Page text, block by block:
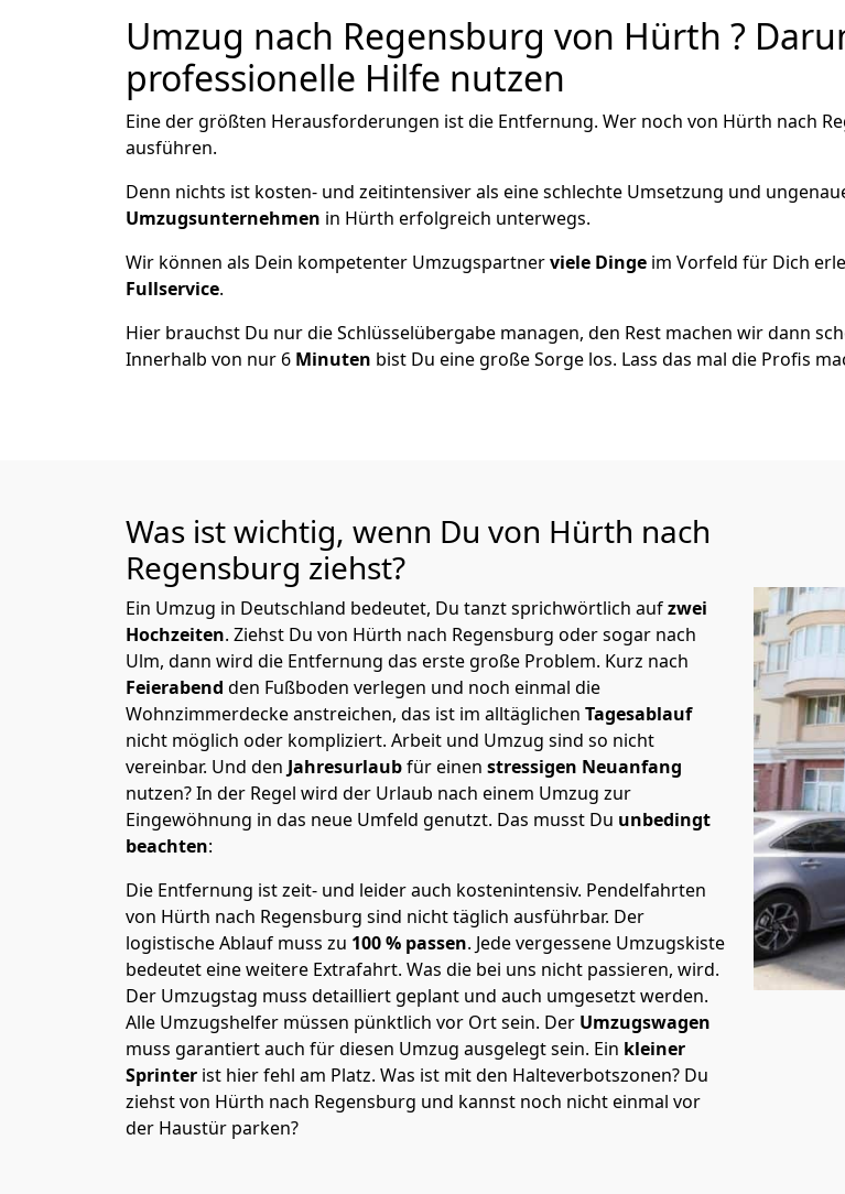
Umzug nach Regensburg von Hürth ?
professionelle Hilfe nutzen
Eine der größten Herausforderungen ist die Entfernung. Wer noch von Hürth nach
ausführen.
Denn nichts ist kosten- und zeitintensiver als eine schlechte Umsetzung und
Umzugsunternehmen in Hürth erfolgreich unterwegs.
Wir können als Dein kompetenter Umzugspartnerviele Dinge im Vorfeld für Dich
Fullservice.
Hier brauchst Du nur die Schlüsselübergabe managen, den Rest machen wir dann
Innerhalb von nur 6 Minuten bist Du eine große Sorge los. Lass das mal die Profis
Was ist wichtig, wenn Du von Hürth nach
Regensburg ziehst?
Ein Umzug in Deutschland bedeutet, Du tanzt sprichwörtlich aufzwei
Hochzeiten. Ziehst Du von Hürth nach Regensburg oder sogar nach
Ulm, dann wird die Entfernung das erste große Problem. Kurz nach
Feierabend den Fußboden verlegen und noch einmal die
Wohnzimmerdecke anstreichen, das ist im alltäglichen Tagesablauf
nicht möglich oder kompliziert. Arbeit und Umzug sind so nicht
vereinbar. Und den Jahresurlaubfür einen stressigen Neuanfang
nutzen? In der Regel wird der Urlaub nach einem Umzug zur
Eingewöhnung in das neue Umfeld genutzt. Das musst Du unbedingt
beachten:
Die Entfernung ist zeit- und leider auch kostenintensiv. Pendelfahrten
von Hürth nach Regensburg sind nicht täglich ausführbar. Der
logistische Ablauf muss zu 100 % passen. Jede vergessene Umzugskiste
bedeutet eine weitere Extrafahrt. Was die bei uns nicht passieren, wird.
Der Umzugstag muss detailliert geplant und auch umgesetzt werden.
Alle Umzugshelfer müssen pünktlich vor Ort sein. Der Umzugswagen
muss garantiert auch für diesen Umzug ausgelegt sein. Ein kleiner
Sprinter ist hier fehl am Platz. Was ist mit den Halteverbotszonen? Du
ziehst von Hürth nach Regensburg und kannst noch nicht einmal vor
der Haustür parken?